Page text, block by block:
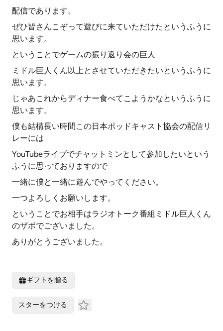
配信であります。
ぜひ皆さんこぞって遊びに来ていただけたというふうに
思います。
ということでゲームの振り返り会の巨人
ミドル巨人くん以上とさせていただきたいというふうに
思います。
じゃあこれからディナー食べてこようかなというふうに
思います。
僕も結構長い時間この日本ポッドキャスト協会の配信リ
レーには
YouTubeライブでチャットミンとして参加したいという
ふうに思っておりますので
一緒に僕と一緒に遊んでやってください。
一つよろしくお願いします。
ということでお相手はラジオトーク番組ミドル巨人くん
のザボでございました。
ありがとうございました。
ギフトを贈る
スターをつける